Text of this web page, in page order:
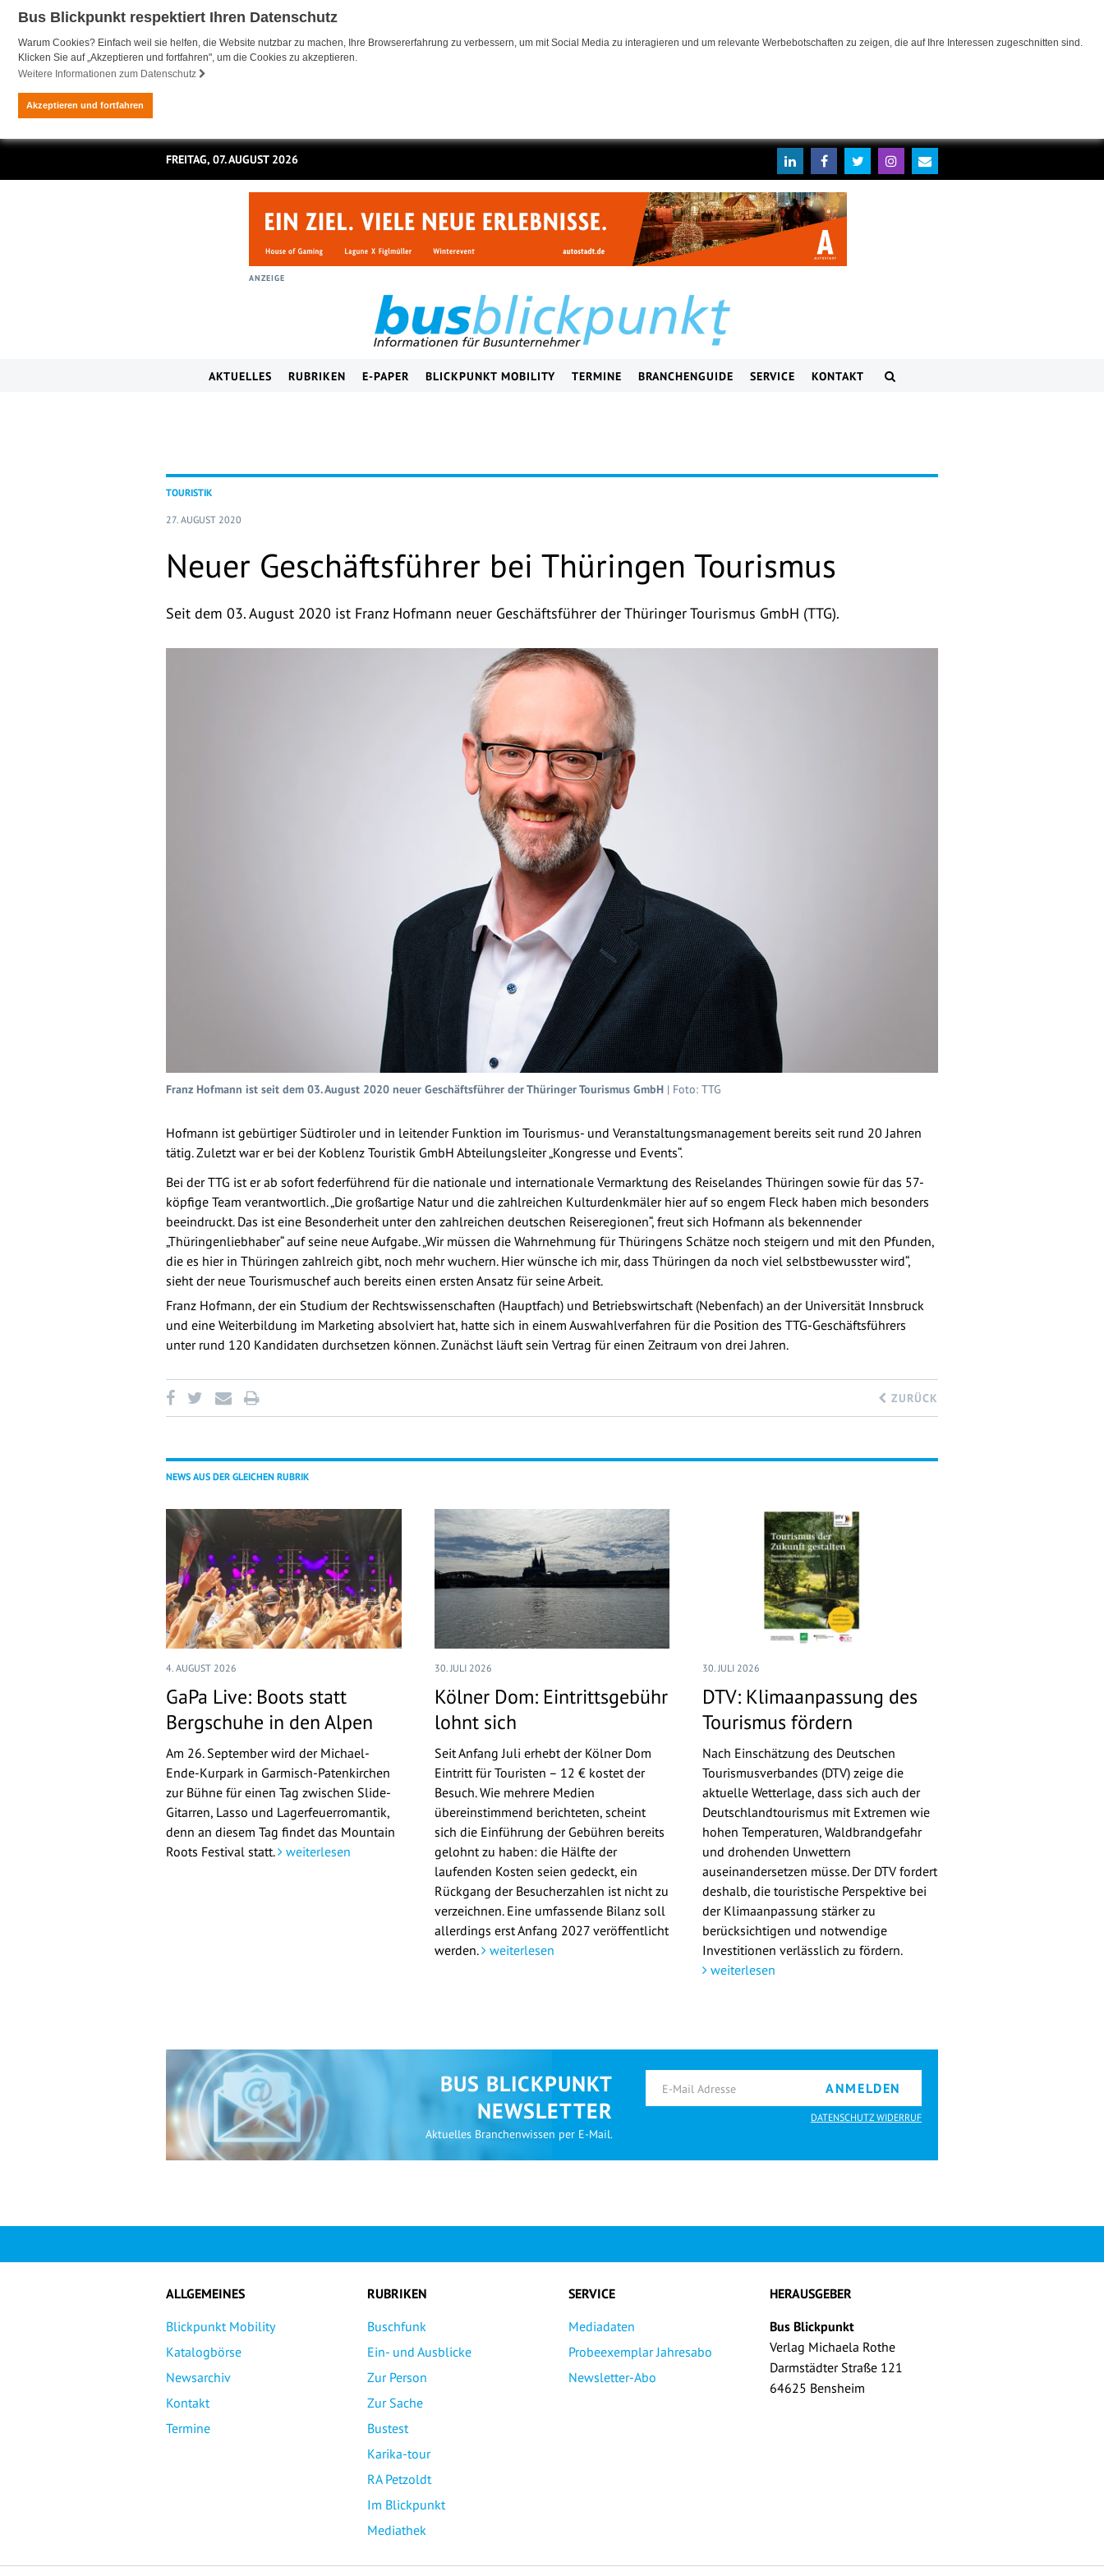
Bus Blickpunkt respektiert Ihren Datenschutz
Warum Cookies? Einfach weil sie helfen, die Website nutzbar zu machen, Ihre Browsererfahrung zu verbessern, um mit Social Media zu interagieren und um relevante Werbebotschaften zu zeigen, die auf Ihre Interessen zugeschnitten sind.
Klicken Sie auf „Akzeptieren und fortfahren", um die Cookies zu akzeptieren.
Weitere Informationen zum Datenschutz
Akzeptieren und fortfahren
FREITAG, 07. AUGUST 2026
ANZEIGE
AKTUELLES RUBRIKEN E-PAPER BLICKPUNKT MOBILITY TERMINE BRANCHENGUIDE SERVICE KONTAKT
TOURISTIK
27. AUGUST 2020
Neuer Geschäftsführer bei Thüringen Tourismus
Seit dem 03. August 2020 ist Franz Hofmann neuer Geschäftsführer der Thüringer Tourismus GmbH (TTG).
Franz Hofmann ist seit dem 03. August 2020 neuer Geschäftsführer der Thüringer Tourismus GmbH | Foto: TTG
Hofmann ist gebürtiger Südtiroler und in leitender Funktion im Tourismus- und Veranstaltungsmanagement bereits seit rund 20 Jahren
tätig. Zuletzt war er bei der Koblenz Touristik GmbH Abteilungsleiter „Kongresse und Events“.
Bei der TTG ist er ab sofort federführend für die nationale und internationale Vermarktung des Reiselandes Thüringen sowie für das 57-
köpfige Team verantwortlich. „Die großartige Natur und die zahlreichen Kulturdenkmäler hier auf so engem Fleck haben mich besonders
beeindruckt. Das ist eine Besonderheit unter den zahlreichen deutschen Reiseregionen“, freut sich Hofmann als bekennender
„Thüringenliebhaber“ auf seine neue Aufgabe. „Wir müssen die Wahrnehmung für Thüringens Schätze noch steigern und mit den Pfunden,
die es hier in Thüringen zahlreich gibt, noch mehr wuchern. Hier wünsche ich mir, dass Thüringen da noch viel selbstbewusster wird“,
sieht der neue Tourismuschef auch bereits einen ersten Ansatz für seine Arbeit.
Franz Hofmann, der ein Studium der Rechtswissenschaften (Hauptfach) und Betriebswirtschaft (Nebenfach) an der Universität Innsbruck
und eine Weiterbildung im Marketing absolviert hat, hatte sich in einem Auswahlverfahren für die Position des TTG-Geschäftsführers
unter rund 120 Kandidaten durchsetzen können. Zunächst läuft sein Vertrag für einen Zeitraum von drei Jahren.
ZURÜCK
NEWS AUS DER GLEICHEN RUBRIK
4. AUGUST 2026
GaPa Live: Boots statt
Bergschuhe in den Alpen
Am 26. September wird der Michael-
Ende-Kurpark in Garmisch-Patenkirchen
zur Bühne für einen Tag zwischen Slide-
Gitarren, Lasso und Lagerfeuerromantik,
denn an diesem Tag findet das Mountain
Roots Festival statt.
weiterlesen
30. JULI 2026
Kölner Dom: Eintrittsgebühr
lohnt sich
Seit Anfang Juli erhebt der Kölner Dom
Eintritt für Touristen – 12 € kostet der
Besuch. Wie mehrere Medien
übereinstimmend berichteten, scheint
sich die Einführung der Gebühren bereits
gelohnt zu haben: die Hälfte der
laufenden Kosten seien gedeckt, ein
Rückgang der Besucherzahlen ist nicht zu
verzeichnen. Eine umfassende Bilanz soll
allerdings erst Anfang 2027 veröffentlicht
werden. weiterlesen
30. JULI 2026
DTV: Klimaanpassung des
Tourismus fördern
Nach Einschätzung des Deutschen
Tourismusverbandes (DTV) zeige die
aktuelle Wetterlage, dass sich auch der
Deutschlandtourismus mit Extremen wie
hohen Temperaturen, Waldbrandgefahr
und drohenden Unwettern
auseinandersetzen müsse. Der DTV fordert
deshalb, die touristische Perspektive bei
der Klimaanpassung stärker zu
berücksichtigen und notwendige
Investitionen verlässlich zu fördern.
weiterlesen
BUS BLICKPUNKT
NEWSLETTER
Aktuelles Branchenwissen per E-Mail.
ANMELDEN
DATENSCHUTZ WIDERRUF
ALLGEMEINES
Blickpunkt Mobility
Katalogbörse
Newsarchiv
Kontakt
Termine
RUBRIKEN
Buschfunk
Ein- und Ausblicke
Zur Person
Zur Sache
Bustest
Karika-tour
RA Petzoldt
Im Blickpunkt
Mediathek
SERVICE
Mediadaten
Probeexemplar Jahresabo
Newsletter-Abo
HERAUSGEBER
Bus Blickpunkt
Verlag Michaela Rothe
Darmstädter Straße 121
64625 Bensheim